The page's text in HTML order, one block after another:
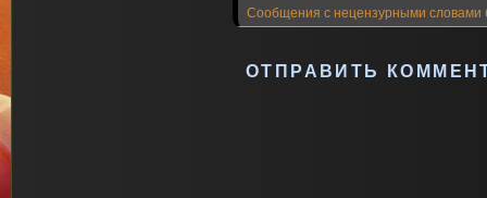
Сообщения с нецензурными словами
ОТПРАВИТЬ